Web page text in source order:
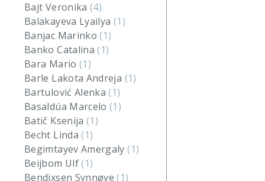
Bajt Veronika(4)
Balakayeva Lyailya (1)
Banjac Marinko(1)
Banko Catalina(1)
Bara Mario (1)
Barle Lakota Andreja (1)
Bartulović Alenka(1)
Basaldúa Marcelo(1)
Batič Ksenija(1)
Becht Linda(1)
Begimtayev Amergaly(1)
Beijbom Ulf(1)
Bendixsen Synnøve(1)